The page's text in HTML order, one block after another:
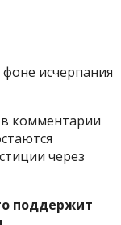
исчерпания
комментарии
через
поддержит